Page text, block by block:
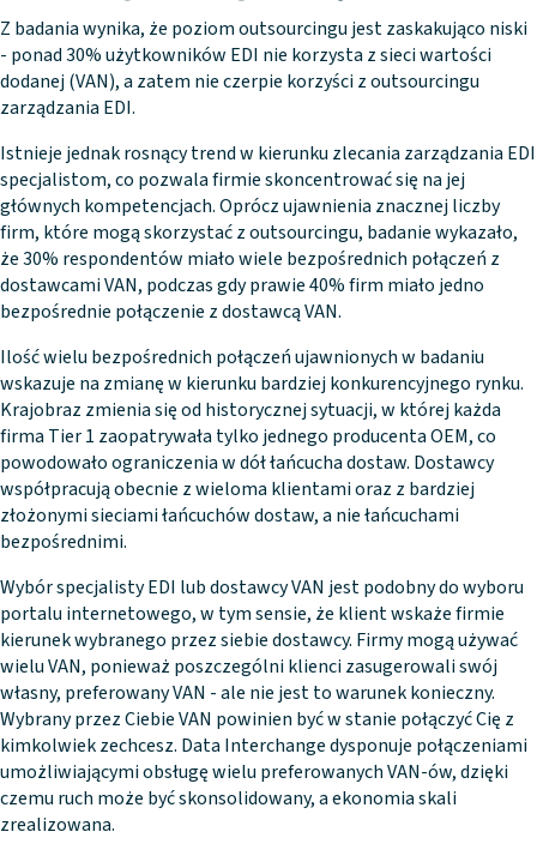
Z badania wynika, że poziom outsourcingu jest zaskakująco niski
- ponad 30% użytkowników EDI nie korzysta z sieci wartości
dodanej (VAN), a zatem nie czerpie korzyści z outsourcingu
zarządzania EDI.
Istnieje jednak rosnący trend w kierunku zlecania zarządzania EDI
specjalistom, co pozwala firmie skoncentrować się na jej
głównych kompetencjach. Oprócz ujawnienia znacznej liczby
firm, które mogą skorzystać z outsourcingu, badanie wykazało,
że 30% respondentów miało wiele bezpośrednich połączeń z
dostawcami VAN, podczas gdy prawie 40% firm miało jedno
bezpośrednie połączenie z dostawcą VAN.
Ilość wielu bezpośrednich połączeń ujawnionych w badaniu
wskazuje na zmianę w kierunku bardziej konkurencyjnego rynku.
Krajobraz zmienia się od historycznej sytuacji, w której każda
firma Tier 1 zaopatrywała tylko jednego producenta OEM, co
powodowało ograniczenia w dół łańcucha dostaw. Dostawcy
współpracują obecnie z wieloma klientami oraz z bardziej
złożonymi sieciami łańcuchów dostaw, a nie łańcuchami
bezpośrednimi.
Wybór specjalisty EDI lub dostawcy VAN jest podobny do wyboru
portalu internetowego, w tym sensie, że klient wskaże firmie
kierunek wybranego przez siebie dostawcy. Firmy mogą używać
wielu VAN, ponieważ poszczególni klienci zasugerowali swój
własny, preferowany VAN - ale nie jest to warunek konieczny.
Wybrany przez Ciebie VAN powinien być w stanie połączyć Cię z
kimkolwiek zechcesz. Data Interchange dysponuje połączeniami
umożliwiającymi obsługę wielu preferowanych VAN-ów, dzięki
czemu ruch może być skonsolidowany, a ekonomia skali
zrealizowana.